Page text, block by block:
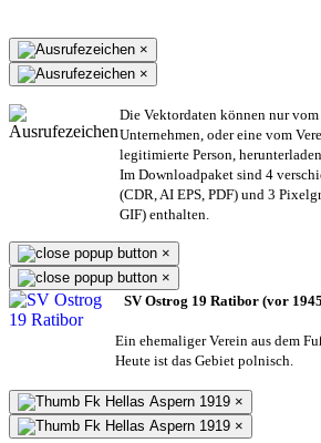
×
×
Die Vektordaten können nur
Unternehmen, oder eine vom
legitimierte Person,
Im Downloadpaket sind 4
(CDR, AI EPS, PDF) und 3
GIF) enthalten.
×
×
SV Ostrog 19 Ratibor (vor
Ein ehemaliger Verein aus dem
Heute ist das Gebiet polnisch.
×
×